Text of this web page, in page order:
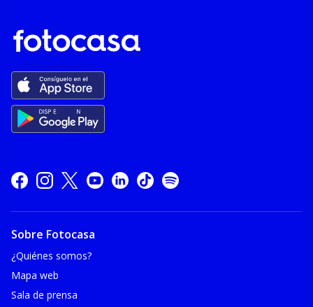
Sobre Fotocasa
¿Quiénes somos?
Mapa web
Sala de prensa